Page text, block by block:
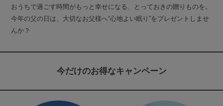
おうちで過ごす時間がもっと幸せになる、とっておきの贈りものを。
今年の父の日は、大切なお父様へ“心地よい眠り”をプレゼントしませ
んか？
今だけのお得なキャンペーン